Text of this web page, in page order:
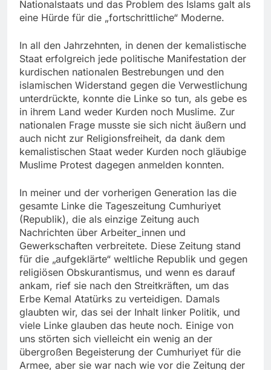
Nationalstaats und das Problem des Islams galt als
eine Hürde für die „fortschrittliche“ Moderne.
In all den Jahrzehnten, in denen der kemalistische
Staat erfolgreich jede politische Manifestation der
kurdischen nationalen Bestrebungen und den
islamischen Widerstand gegen die Verwestlichung
unterdrückte, konnte die Linke so tun, als gebe es
in ihrem Land weder Kurden noch Muslime. Zur
nationalen Frage musste sie sich nicht äußern und
auch nicht zur Religionsfreiheit, da dank dem
kemalistischen Staat weder Kurden noch gläubige
Muslime Protest dagegen anmelden konnten.
In meiner und der vorherigen Generation las die
gesamte Linke die Tageszeitung Cumhuriyet
(Republik), die als einzige Zeitung auch
Nachrichten über Arbeiter_innen und
Gewerkschaften verbreitete. Diese Zeitung stand
für die „aufgeklärte“ weltliche Republik und gegen
religiösen Obskurantismus, und wenn es darauf
ankam, rief sie nach den Streitkräften, um das
Erbe Kemal Atatürks zu verteidigen. Damals
glaubten wir, das sei der Inhalt linker Politik, und
viele Linke glauben das heute noch. Einige von
uns störten sich vielleicht ein wenig an der
übergroßen Begeisterung der Cumhuriyet für die
Armee, aber sie war nach wie vor die Zeitung der